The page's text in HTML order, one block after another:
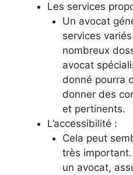
Les services
Un avocat
services
nombreux
avocat
donné pourra
donner des
et pertinents.
L’accessibilité :
Cela peut
très
un avocat,